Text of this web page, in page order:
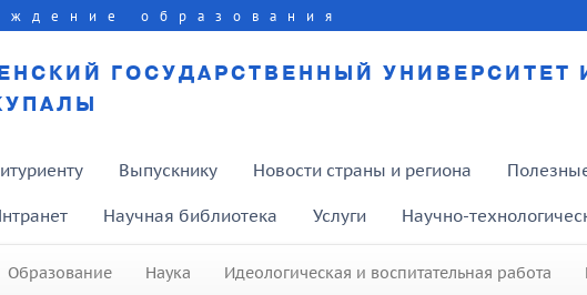
образования
ГОСУДАРСТВЕННЫЙ УНИВЕРСИТЕТ
Выпускнику Новости страны и региона
Научная библиотека Услуги Научно-
Образование Наука Идеологическая и воспитательная работа